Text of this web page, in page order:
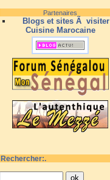
Partenaires
Blogs et sites Ã visiter
Cuisine Marocaine
Rechercher:.